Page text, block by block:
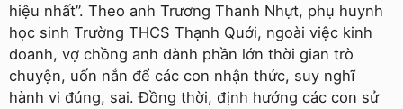
hiệu nhất”. Theo anh Trương Thanh Nhựt, phụ huynh
học sinh Trường THCS Thạnh Quới, ngoài việc kinh
doanh, vợ chồng anh dành phần lớn thời gian trò
chuyện, uốn nắn để các con nhận thức, suy nghĩ
hành vi đúng, sai. Đồng thời, định hướng các con sử